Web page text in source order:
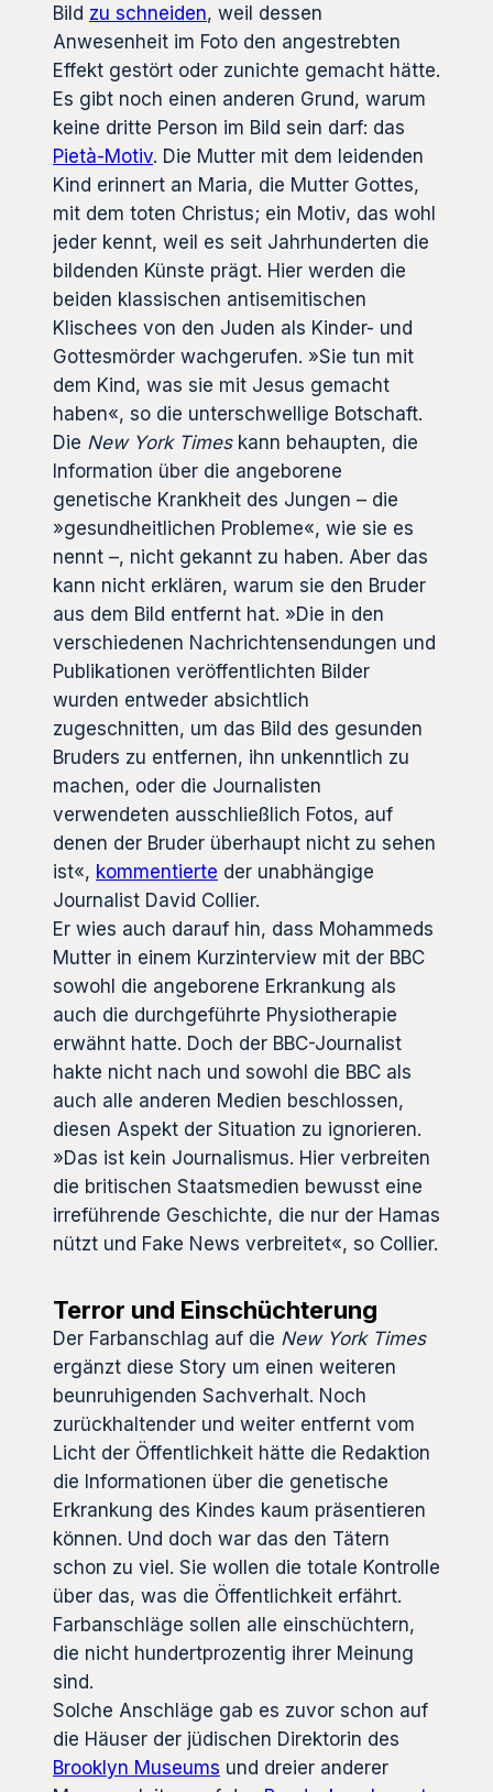
Bild zu schneiden, weil dessen
Anwesenheit im Foto den angestrebten
Effekt gestört oder zunichte gemacht hätte.
Es gibt noch einen anderen Grund, warum
keine dritte Person im Bild sein darf: das
Pietà-Motiv. Die Mutter mit dem leidenden
Kind erinnert an Maria, die Mutter Gottes,
mit dem toten Christus; ein Motiv, das wohl
jeder kennt, weil es seit Jahrhunderten die
bildenden Künste prägt. Hier werden die
beiden klassischen antisemitischen
Klischees von den Juden als Kinder- und
Gottesmörder wachgerufen. »Sie tun mit
dem Kind, was sie mit Jesus gemacht
haben«, so die unterschwellige Botschaft.
Die New York Timeskann behaupten, die
Information über die angeborene
genetische Krankheit des Jungen – die
»gesundheitlichen Probleme«, wie sie es
nennt –, nicht gekannt zu haben. Aber das
kann nicht erklären, warum sie den Bruder
aus dem Bild entfernt hat. »Die in den
verschiedenen Nachrichtensendungen und
Publikationen veröffentlichten Bilder
wurden entweder absichtlich
zugeschnitten, um das Bild des gesunden
Bruders zu entfernen, ihn unkenntlich zu
machen, oder die Journalisten
verwendeten ausschließlich Fotos, auf
denen der Bruder überhaupt nicht zu sehen
ist«, kommentierte der unabhängige
Journalist David Collier.
Er wies auch darauf hin, dass Mohammeds
Mutter in einem Kurzinterview mit der BBC
sowohl die angeborene Erkrankung als
auch die durchgeführte Physiotherapie
erwähnt hatte. Doch der BBC-Journalist
hakte nicht nach und sowohl die BBC als
auch alle anderen Medien beschlossen,
diesen Aspekt der Situation zu ignorieren.
»Das ist kein Journalismus. Hier verbreiten
die britischen Staatsmedien bewusst eine
irreführende Geschichte, die nur der Hamas
nützt und Fake News verbreitet«, so Collier.
Terror und Einschüchterung
Der Farbanschlag auf die New York Times
ergänzt diese Story um einen weiteren
beunruhigenden Sachverhalt. Noch
zurückhaltender und weiter entfernt vom
Licht der Öffentlichkeit hätte die Redaktion
die Informationen über die genetische
Erkrankung des Kindes kaum präsentieren
können. Und doch war das den Tätern
schon zu viel. Sie wollen die totale Kontrolle
über das, was die Öffentlichkeit erfährt.
Farbanschläge sollen alle einschüchtern,
die nicht hundertprozentig ihrer Meinung
sind.
Solche Anschläge gab es zuvor schon auf
die Häuser der jüdischen Direktorin des
Brooklyn Museums und dreier anderer